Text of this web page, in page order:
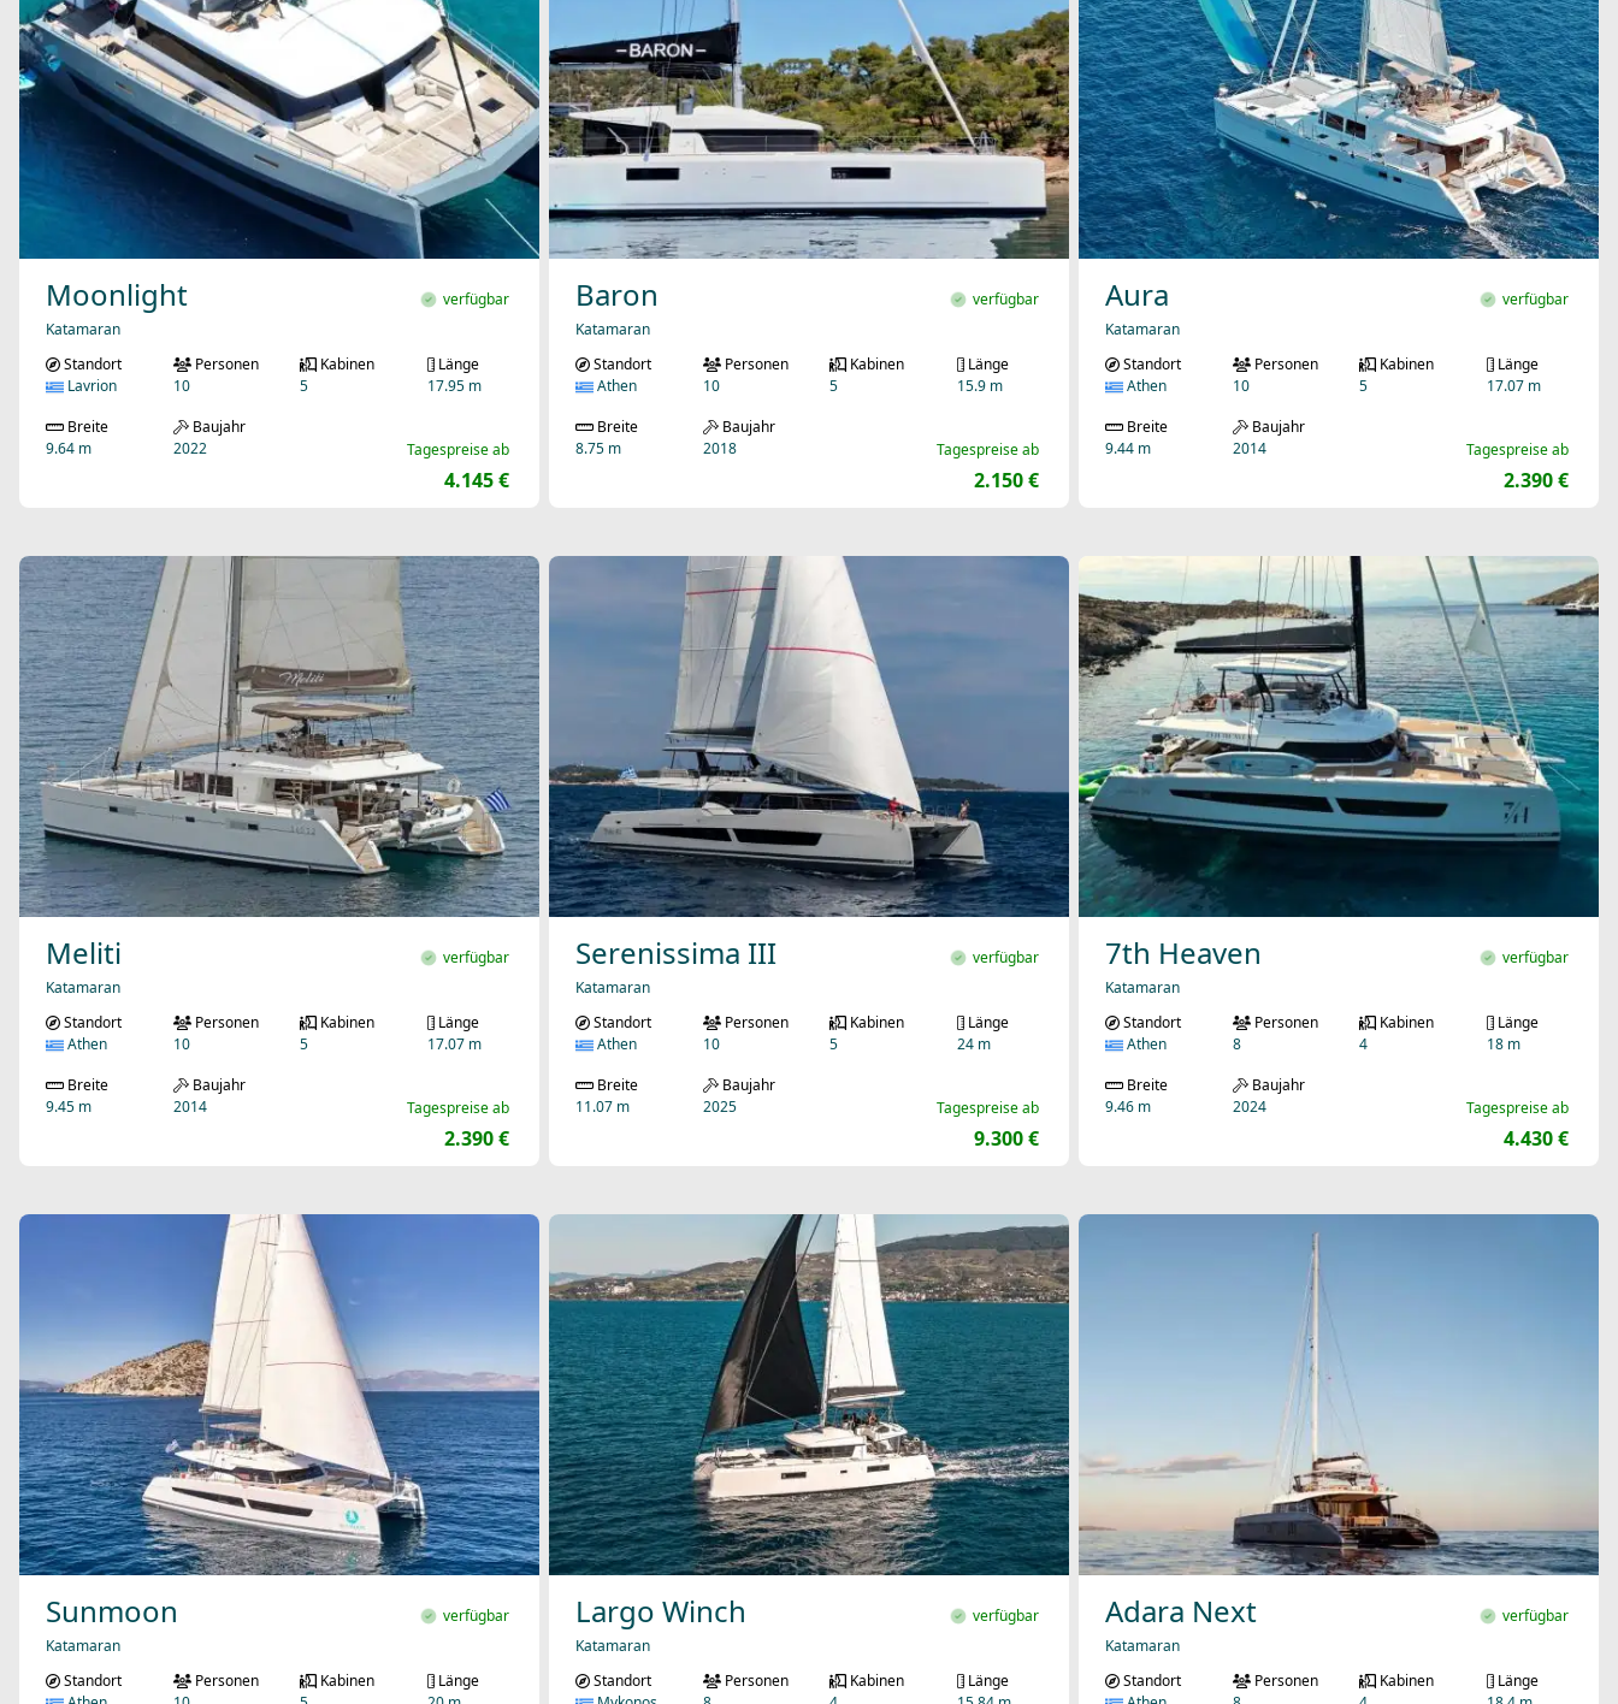
Moonlight
Katamaran
verfügbar
Tagespreise ab
4.145 €
Standort
Lavrion
Personen
10
Kabinen
5
Länge
17.95 m
Breite
9.64 m
Baujahr
2022
Baron
Katamaran
verfügbar
Tagespreise ab
2.150 €
Standort
Athen
Personen
10
Kabinen
5
Länge
15.9 m
Breite
8.75 m
Baujahr
2018
Aura
Katamaran
verfügbar
Tagespreise ab
2.390 €
Standort
Athen
Personen
10
Kabinen
5
Länge
17.07 m
Breite
9.44 m
Baujahr
2014
Meliti
Katamaran
verfügbar
Tagespreise ab
2.390 €
Standort
Athen
Personen
10
Kabinen
5
Länge
17.07 m
Breite
9.45 m
Baujahr
2014
Serenissima III
Katamaran
verfügbar
Tagespreise ab
9.300 €
Standort
Athen
Personen
10
Kabinen
5
Länge
24 m
Breite
11.07 m
Baujahr
2025
7th Heaven
Katamaran
verfügbar
Tagespreise ab
4.430 €
Standort
Athen
Personen
8
Kabinen
4
Länge
18 m
Breite
9.46 m
Baujahr
2024
Sunmoon
Katamaran
verfügbar
Standort
Personen
Kabinen
Länge
Largo Winch
Katamaran
verfügbar
Standort
Personen
Kabinen
Länge
Adara Next
Katamaran
verfügbar
Standort
Personen
Kabinen
Länge